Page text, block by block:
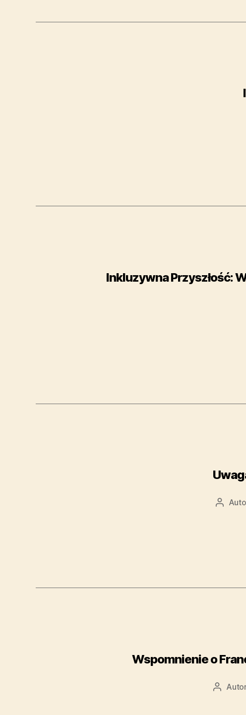
Inkluzywna Przyszłość:
Wspomnienie o